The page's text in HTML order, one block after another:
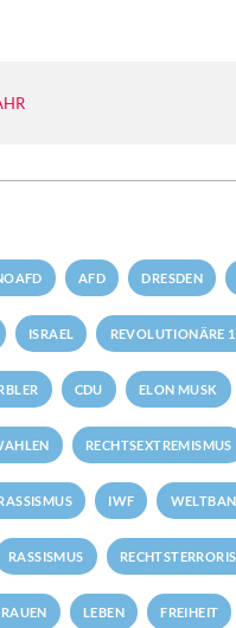
AFD DRESDEN
ISRAEL REVOLUTIONÄRE
CDU ELON MUSK
RECHTSEXTREMISMUS
IWF
RASSISMUS
LEBEN FREIHEIT